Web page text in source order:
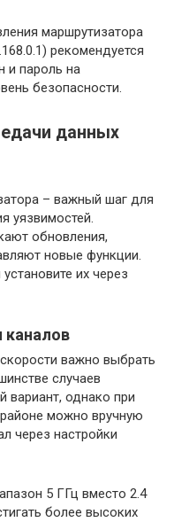
маршрутизатора
рекомендуется
и пароль на
безопасности.
данных
– важный шаг для
уязвимостей.
обновления,
новые функции.
их через
каналов
важно выбрать
случаев
вариант, однако при
можно вручную
через настройки
5 ГГц вместо 2.4
более высоких